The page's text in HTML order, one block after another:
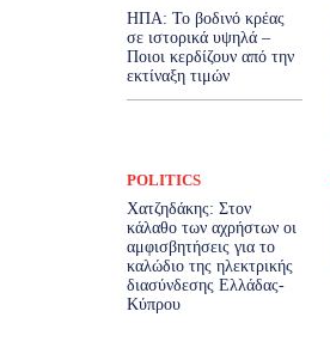
ΗΠΑ: Το βοδινό κρέας
σε ιστορικά υψηλά –
Ποιοι κερδίζουν από την
εκτίναξη τιμών
POLITICS
Χατζηδάκης: Στον
κάλαθο των αχρήστων οι
αμφισβητήσεις για το
καλώδιο της ηλεκτρικής
διασύνδεσης Ελλάδας-
Κύπρου